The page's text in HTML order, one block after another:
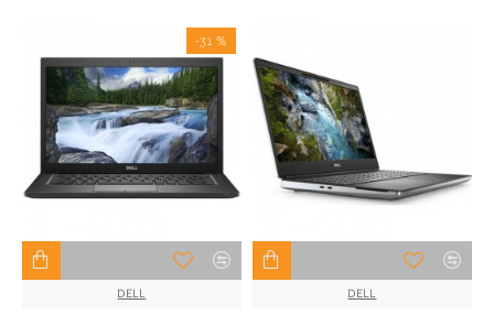
-31 %
DELL DELL